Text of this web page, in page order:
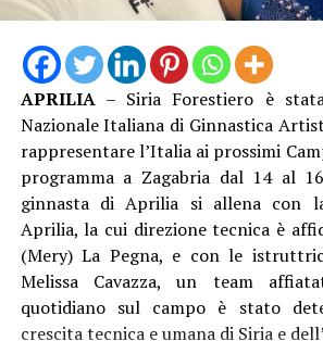
APRILIA– Siria Forestiero è
Nazionale Italiana di Ginnastica
rappresentare l’Italia ai prossimi
programma a Zagabria dal 14 al
ginnasta di Aprilia si allena con
Aprilia, la cui direzione tecnica è
(Mery) La Pegna, e con le
Melissa Cavazza, un team
quotidiano sul campo è stato
crescita tecnica e umana di Siria e